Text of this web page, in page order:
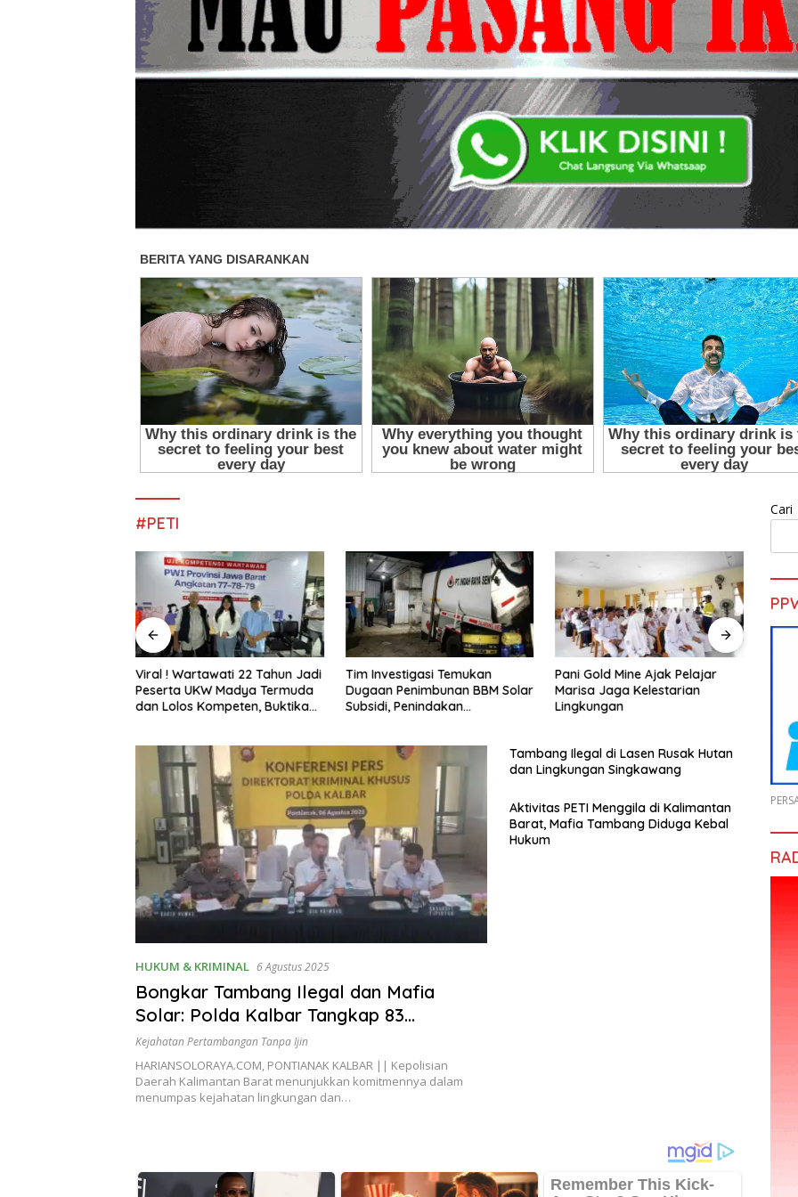
#PETI
Tim Investigasi Temukan
Dugaan Penimbunan BBM Solar
Subsidi, Penindakan
Pani Gold Mine Ajak Pelajar
Marisa Jaga Kelestarian
Lingkungan
H. Muhammad Faizal :
Pembinaan Politik Penting
untuk Menciptakan Kompetisi
HUKUM & KRIMINAL 6 Agustus 2025
Bongkar Tambang Ilegal dan Mafia
Solar: Polda Kalbar Tangkap 83
Tersangka, Sita Puluhan Kilo Emas
Kejahatan Pertambangan Tanpa Ijin
HARIANSOLORAYA.COM, PONTIANAK KALBAR || Kepolisian
Daerah Kalimantan Barat menunjukkan komitmennya dalam
menumpas kejahatan lingkungan dan…
Tambang Ilegal di Lasen Rusak Hutan
dan Lingkungan Singkawang
Aktivitas PETI Menggila di Kalimantan
Barat, Mafia Tambang Diduga Kebal
Hukum
Cari